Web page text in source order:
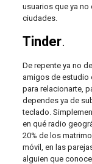
usuarios que ya
ciudades.
Tinder.
De repente ya no
amigos de estudio
para relacionarte,
dependes ya de
teclado.
en qué radio
20% de los
móvil, en las
alguien que